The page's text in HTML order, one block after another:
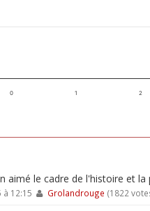
0 1 2
aimé le cadre de l'histoire et
à 12:15 Grolandrouge (1822